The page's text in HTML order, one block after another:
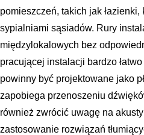
pomieszczeń, takich jak
sypialniami sąsiadów. Rury
międzylokalowych bez
pracującej instalacji bardzo
powinny być projektowane jako
zapobiega przenoszeniu
również zwrócić uwagę na
zastosowanie rozwiązań